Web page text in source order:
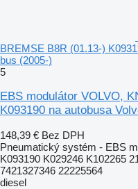
BREMSE B8R (01.13-)
bus (2005-)
5
EBS modulátor VOLVO,
K093190 na autobusa
148,39 € Bez DPH
Pneumatický systém - EBS
K093190 K029246 K102265
7421327346 22225564
diesel